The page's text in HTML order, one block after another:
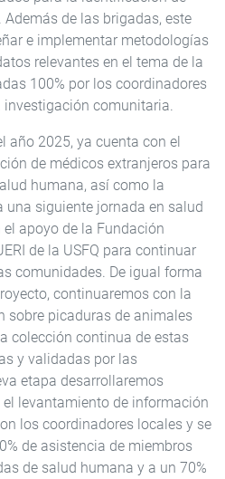
de las brigadas, este
e implementar metodologías
relevantes en el tema de la
100% por los coordinadores
comunitaria.
año 2025, ya cuenta con el
de médicos extranjeros para
humana, así como la
siguiente jornada en salud
apoyo de la Fundación
de la USFQ para continuar
comunidades. De igual forma
continuaremos con la
sobre picaduras de animales
colección continua de estas
y validadas por las
etapa desarrollaremos
levantamiento de información
los coordinadores locales y se
de asistencia de miembros
de salud humana y a un 70%